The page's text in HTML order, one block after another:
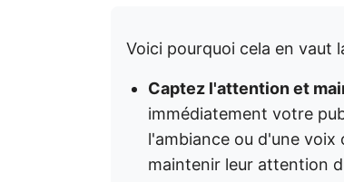
Voici pourquoi cela en vaut
Captez l'attention et
immédiatement votre
l'ambiance ou d'une
maintenir leur attention